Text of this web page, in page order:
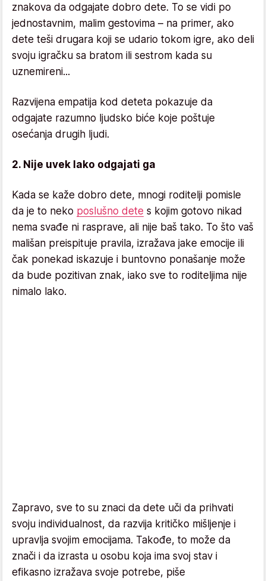
znakova da odgajate dobro dete. To se vidi po
jednostavnim, malim gestovima – na primer, ako
dete teši drugara koji se udario tokom igre, ako deli
svoju igračku sa bratom ili sestrom kada su
uznemireni...
Razvijena empatija kod deteta pokazuje da
odgajate razumno ljudsko biće koje poštuje
osećanja drugih ljudi.
2. Nije uvek lako odgajati ga
Kada se kaže dobro dete, mnogi roditelji pomisle
da je to neko poslušno dete s kojim gotovo nikad
nema svađe ni rasprave, ali nije baš tako. To što vaš
mališan preispituje pravila, izražava jake emocije ili
čak ponekad iskazuje i buntovno ponašanje može
da bude pozitivan znak, iako sve to roditeljima nije
nimalo lako.
Zapravo, sve to su znaci da dete uči da prihvati
svoju individualnost, da razvija kritičko mišljenje i
upravlja svojim emocijama. Takođe, to može da
znači i da izrasta u osobu koja ima svoj stav i
efikasno izražava svoje potrebe, piše